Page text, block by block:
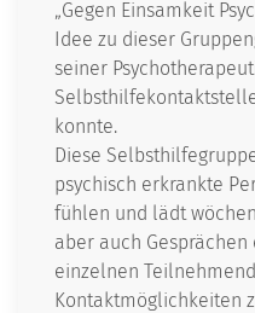
„Gegen Einsamkeit
Idee zu dieser
seiner
konnte.
Diese
psychisch erkrankte
fühlen und lädt
aber auch
einzelnen
Kontaktmöglichkeiten